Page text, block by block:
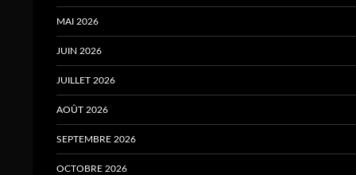
MAI 2026
JUIN 2026
JUILLET 2026
AOÛT 2026
SEPTEMBRE 2026
OCTOBRE 2026